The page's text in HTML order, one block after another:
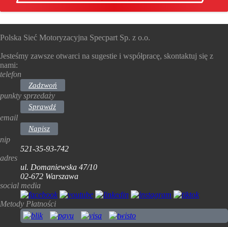
Polska Sieć Motoryzacyjna Specpart Sp. z o.o.
Jesteśmy zawsze otwarci na sugestie i współpracę, skontaktuj się z
nami:
telefon
Zadzwoń
punkty sprzedaży
Sprawdź
email
Napisz
nip
521-35-93-742
adres
ul. Domaniewska 47/10
02-672 Warszawa
social media
Metody Płatności